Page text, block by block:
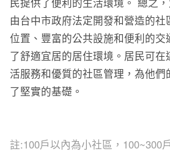
由台中市政府法定開發和營造的
位置、豐富的公共設施和便利的交
了舒適宜居的居住環境。居民可在
活服務和優質的社區管理，為他
了堅實的基礎。
註:100戶以內為小社區，100~300